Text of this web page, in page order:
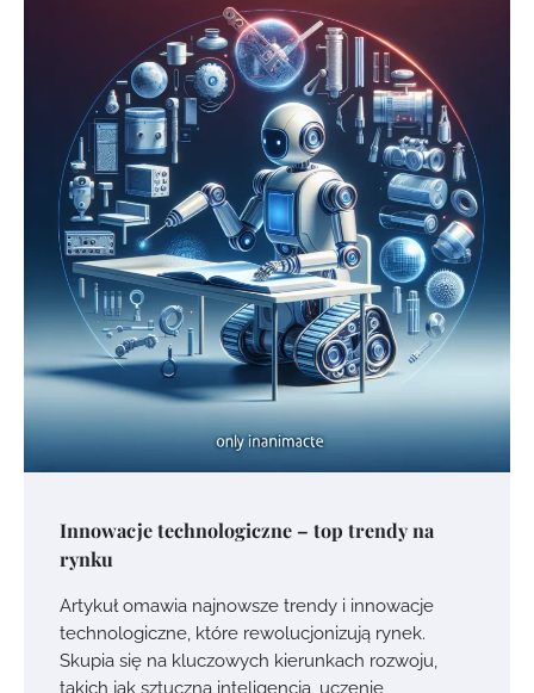
Innowacje technologiczne – top trendy na
rynku
Artykuł omawia najnowsze trendy i innowacje
technologiczne, które rewolucjonizują rynek.
Skupia się na kluczowych kierunkach rozwoju,
takich jak sztuczna inteligencja, uczenie